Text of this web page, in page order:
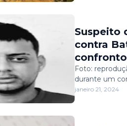
Suspeito
contra
Rocas
Foto:
durante um
janeiro 21, 2024